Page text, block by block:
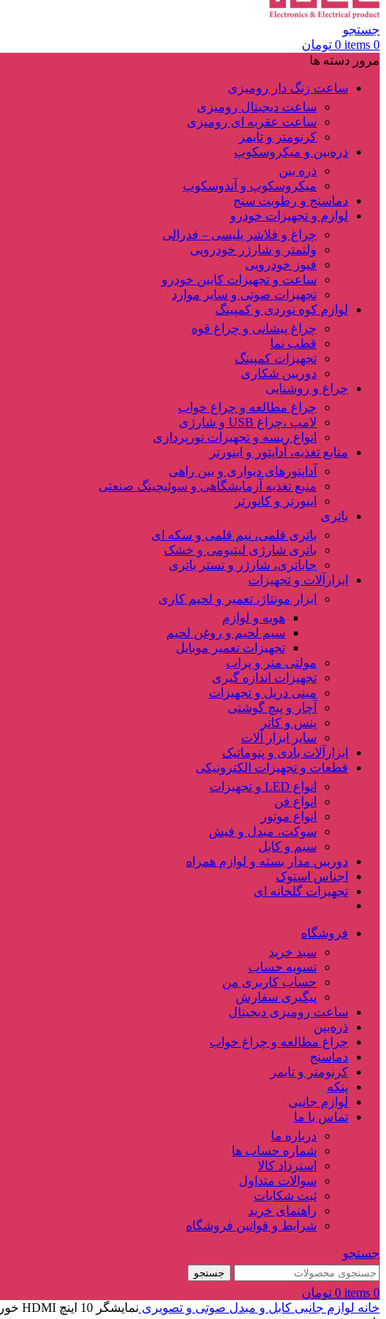
جستجو
0
items
0 تومان
مرور دسته ها
ساعت زنگ دار رومیزی
ساعت دیجیتال رومیزی
ساعت عقربه ای رومیزی
کرنومتر و تایمر
ذره‌بین و میکروسکوپ
ذره بین
میکروسکوپ و آندوسکوپ
دماسنج و رطوبت سنج
لوازم و تجهیزات خودرو
چراغ و فلاشر پلیسی – فدرالی
ولتمتر و شارژر خودرویی
فیوز خودرویی
ساعت و تجهیزات کابین خودرو
تجهیزات صوتی و سایر موارد
لوازم کوه نوردی و کمپینگ
چراغ پیشانی و چراغ قوه
قطب نما
تجهیزات کمپینگ
دوربین شکاری
چراغ و روشنایی
چراغ مطالعه و چراغ خواب
لامپ ،چراغ USB و شارژی
انواع ریسه و تجهیزات نورپردازی
منابع تغذیه، آداپتور و اینورتر
آداپتورهای دیواری و بین راهی
منبع تغذیه آزمایشگاهی و سوئیچینگ صنعتی
اینورتر و کانورتر
باتری
باتری قلمی، نیم قلمی و سکه ای
باتری شارژی لیتیومی و خشک
جاباتری، شارژر و تستر باتری
ابزارآلات و تجهیزات
ابزار مونتاژ، تعمیر و لحیم کاری
هویه و لوازم
سیم لحیم و روغن لحیم
تجهیزات تعمیر موبایل
مولتی متر و پراب
تجهیزات اندازه گیری
مینی دریل و تجهیزات
آچار و پیچ گوشتی
پنس و کاتر
سایر ابزار آلات
ابزارآلات بادی و پنوماتیک
قطعات و تجهیزات الکترونیکی
انواع LED و تجهیزات
انواع فن
انواع موتور
سوکت، مبدل و فیش
سیم و کابل
دوربین مدار بسته و لوازم همراه
اجناس استوک
تجهیزات گلخانه ای
فروشگاه
سبد خرید
تسویه حساب
حساب کاربری من
پیگیری سفارش
ساعت‌ رومیزی دیجیتال
ذره‌بین‌
چراغ مطالعه و چراغ خواب
دماسنج‌
کرنومتر و تایمر
پنکه
لوازم جانبی
تماس با ما
درباره ما
شماره حساب ها
استرداد کالا
سوالات متداول
ثبت شکایات
راهنمای خرید
شرایط و قوانین فروشگاه
جستجو
جستجو
0
items
0 تومان
خانه لوازم جانبی کابل و مبدل صوتی و تصویری نمایشگر 10 اینچ HDMI خور به همراه ورودی VGA+AV+BNC